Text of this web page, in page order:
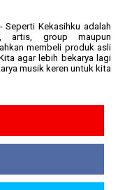
Seperti Kekasihku adalah
artis, group maupun
membeli produk asli
agar lebih bekarya lagi
musik keren untuk kita